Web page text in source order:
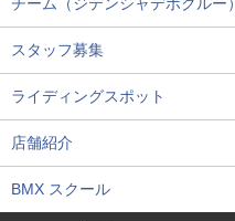
スタッフ募集
ライディングスポット
店舗紹介
BMX スクール